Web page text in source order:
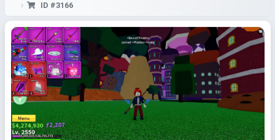
ID #3166